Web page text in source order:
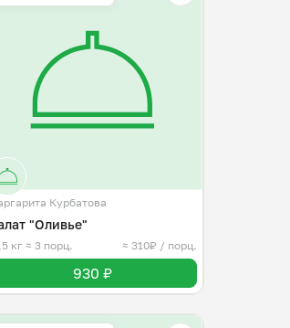
Курбатова
"Оливье"
кг≈ 3 порц. ≈ 310₽ / порц.
930 ₽